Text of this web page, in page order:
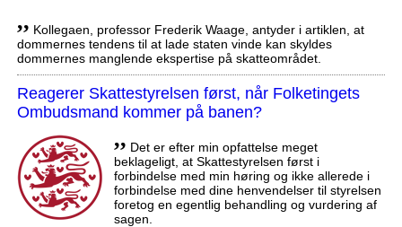
,, Kollegaen, professor Frederik Waage, antyder i artiklen, at
dommernes tendens til at lade staten vinde kan skyldes
dommernes manglende ekspertise på skatteområdet.
Reagerer Skattestyrelsen først, når Folketingets
Ombudsmand kommer på banen?
,, Det er efter min opfattelse meget
beklageligt, at Skattestyrelsen først i
forbindelse med min høring og ikke allerede i
forbindelse med dine henvendelser til styrelsen
foretog en egentlig behandling og vurdering af
sagen.